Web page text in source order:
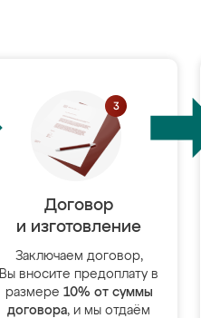
Договор
и изготовление
Заключаем договор,
Вы вносите предоплату в
размере 10% от суммы
договора, и мы отдаём